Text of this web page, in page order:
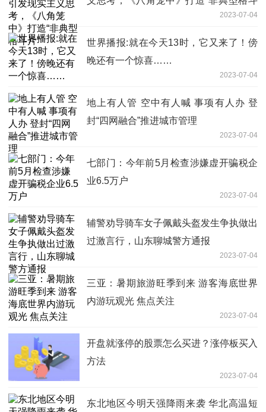
2023-07-04
世界播报:就在今天13时，它又来了！傍
晚还有一个惊喜……
2023-07-04
地上有人管 空中有人喊 事项有人办 登
封“四网融合”推进城市管理
2023-07-04
七部门：今年前5月检查涉嫌虚开骗税企
业6.5万户
2023-07-04
辅警劝导骑车女子佩戴头盔发生争执做出
过激言行，山东聊城警方通报
2023-07-04
三亚：暑期旅游旺季到来 游客海底世界
内游玩观光 焦点关注
2023-07-04
开盘就涨停的股票怎么买进？涨停板买入
方法
2023-07-04
东北地区今明天强降雨来袭 华北高温短